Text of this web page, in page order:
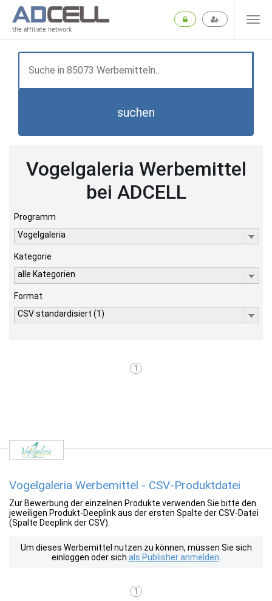
the affiliate network
suchen
Vogelgaleria Werbemittel
bei ADCELL
Programm
Vogelgaleria
Kategorie
alle Kategorien
Format
CSV standardisiert (1)
1
Vogelgaleria Werbemittel - CSV-Produktdatei
Zur Bewerbung der einzelnen Produkte verwenden Sie bitte den
jeweiligen Produkt-Deeplink aus der ersten Spalte der CSV-Datei
(Spalte Deeplink der CSV).
Um dieses Werbemittel nutzen zu können, müssen Sie sich
einloggen oder sich als Publisher anmelden
1